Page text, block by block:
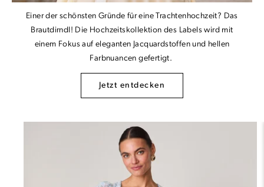
Einer der schönsten Gründe für eine Trachtenhochzeit? Das
Brautdirndl! Die Hochzeitskollektion des Labels wird mit
einem Fokus auf eleganten Jacquardstoffen und hellen
Farbnuancen gefertigt.
Jetzt entdecken